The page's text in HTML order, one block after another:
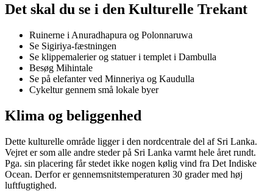
Det skal du se i den Kulturelle Trekant
Ruinerne i Anuradhapura og Polonnaruwa
Se Sigiriya-fæstningen
Se klippemalerier og statuer i templet i Dambulla
Besøg Mihintale
Se på elefanter ved Minneriya og Kaudulla
Cykeltur gennem små lokale byer
Klima og beliggenhed
Dette kulturelle område ligger i den nordcentrale del af Sri Lanka.
Vejret er som alle andre steder på Sri Lanka varmt hele året rundt.
Pga. sin placering får stedet ikke nogen kølig vind fra Det Indiske
Ocean. Derfor er gennemsnitstemperaturen 30 grader med høj
luftfugtighed.